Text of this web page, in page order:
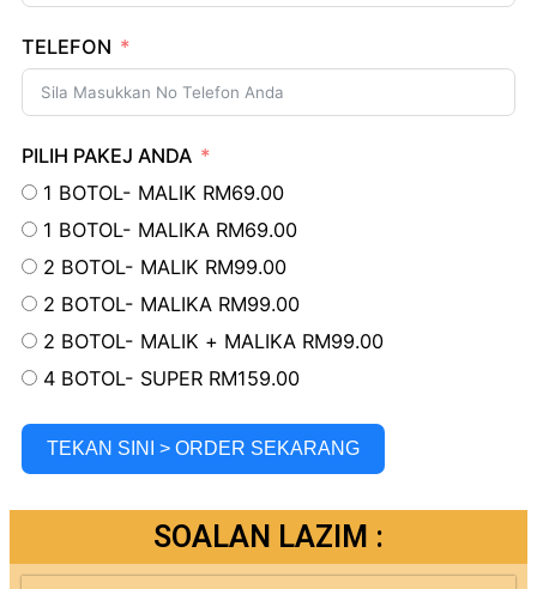
TELEFON
PILIH PAKEJ ANDA
1 BOTOL- MALIK RM69.00
1 BOTOL- MALIKA RM69.00
2 BOTOL- MALIK RM99.00
2 BOTOL- MALIKA RM99.00
2 BOTOL- MALIK + MALIKA RM99.00
4 BOTOL- SUPER RM159.00
TEKAN SINI > ORDER SEKARANG
SOALAN LAZIM :